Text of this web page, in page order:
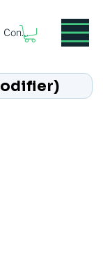
Connexion